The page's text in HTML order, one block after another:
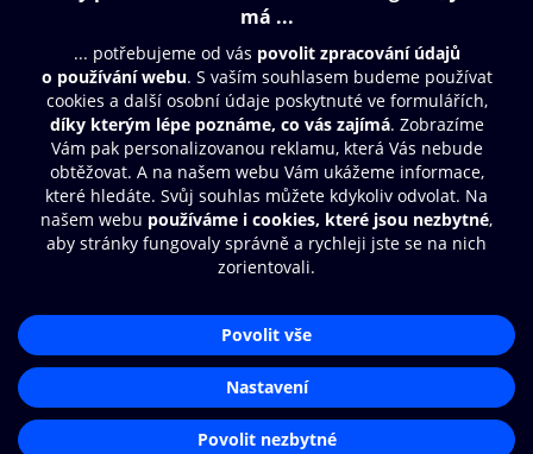
Obsah ke stažení
Moje O2 Knihovna
Další zábava
© O2 Czech Republic a.s.
Přístupnost
Zásady zpracování osobních údajů
Nastavení cookies
Aplikace O2 Knihovna
Čti a poslouchej své e-knihy a
audioknihy rychleji a pohodlněji.